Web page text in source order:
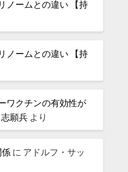
ノームとの違い 【持
ノームとの違い 【持
ワクチンの有効性が
志願兵 より
に アドルフ・サッ